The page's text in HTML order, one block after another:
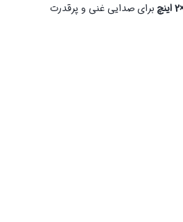
برای صدایی غنی و پرقدرت